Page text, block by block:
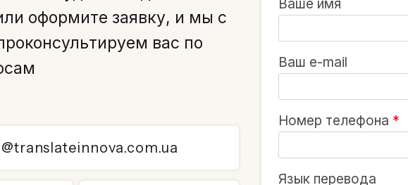
оформите заявку, и мы с
вас по
Ваше имя
Ваш e-mail
Номер телефона *
Язык перевода